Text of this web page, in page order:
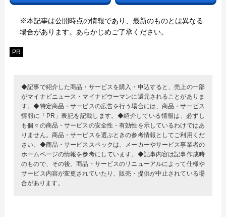
※本記事は公開時点の情報であり、最新のものとは異なる
場合があります。あらかじめご了承ください。
PR
◆記事で紹介した商品・サービスを購入・申込すると、売上の一部
がマイナビニュース・マイナビウーマンに還元されることがありま
す。◆特定商品・サービスの広告を行う場合には、商品・サービス
情報に「PR」表記を記載します。◆紹介している情報は、必ずし
も個々の商品・サービスの安全性・有効性を示しているわけではあ
りません。商品・サービスを選ぶときの参考情報としてご利用くだ
さい。◆商品・サービススペックは、メーカーやサービス事業者の
ホームページの情報を参考にしています。◆記事内容は記事作成時
のもので、その後、商品・サービスのリニューアルによって仕様や
サービス内容が変更されていたり、販売・提供が中止されている場
合があります。